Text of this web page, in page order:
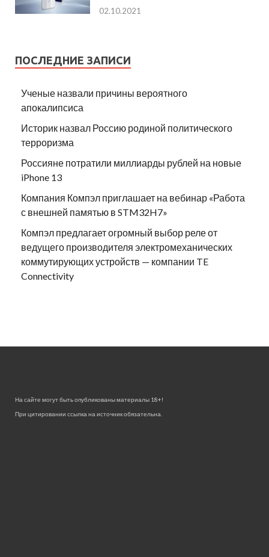
02.10.2021
ПОСЛЕДНИЕ ЗАПИСИ
Ученые назвали причины вероятного
апокалипсиса
Историк назвал Россию родиной политического
терроризма
Россияне потратили миллиарды рублей на новые
iPhone 13
Компания Компэл приглашает на вебинар «Работа
с внешней памятью в STM32H7»
Компэл предлагает огромный выбор реле от
ведущего производителя электромеханических
коммутирующих устройств — компании TE
Connectivity
На сайте могут быть опубликованы материалы 18+!
При цитировании ссылка на источник обязательна.